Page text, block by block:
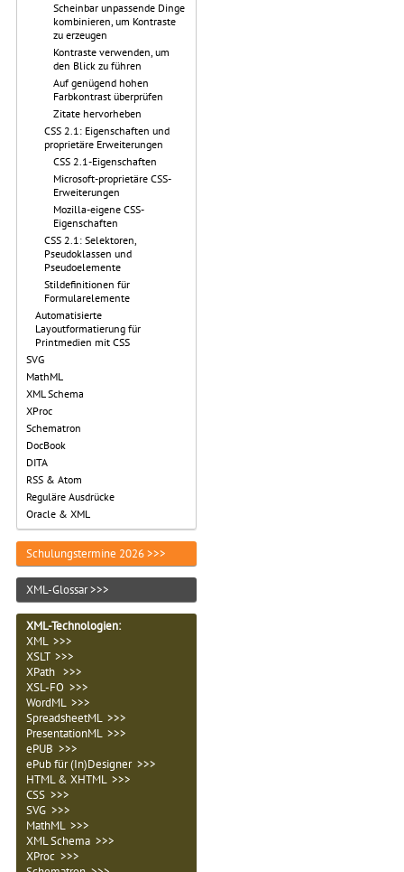
Scheinbar unpassende Dinge
kombinieren, um Kontraste
zu erzeugen
Kontraste verwenden, um
den Blick zu führen
Auf genügend hohen
Farbkontrast überprüfen
Zitate hervorheben
CSS 2.1: Eigenschaften und
proprietäre Erweiterungen
CSS 2.1-Eigenschaften
Microsoft-proprietäre CSS-
Erweiterungen
Mozilla-eigene CSS-
Eigenschaften
CSS 2.1: Selektoren,
Pseudoklassen und
Pseudoelemente
Stildefinitionen für
Formularelemente
Automatisierte
Layoutformatierung für
Printmedien mit CSS
SVG
MathML
XML Schema
XProc
Schematron
DocBook
DITA
RSS & Atom
Reguläre Ausdrücke
Oracle & XML
Schulungstermine 2026 >>>
XML-Glossar >>>
XML-Technologien:
XML >>>
XSLT >>>
XPath >>>
XSL-FO >>>
WordML >>>
SpreadsheetML >>>
PresentationML >>>
ePUB >>>
ePub für (In)Designer >>>
HTML & XHTML >>>
CSS >>>
SVG >>>
MathML >>>
XML Schema >>>
XProc >>>